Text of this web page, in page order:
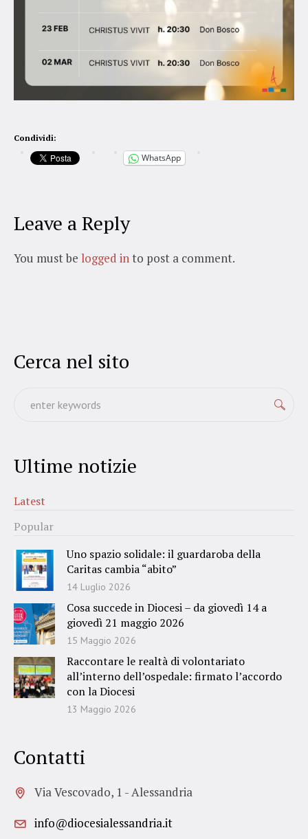
Condividi:
WhatsApp
Leave a Reply
You must be logged into post a comment.
Cerca nel sito
Ultime notizie
Latest
Popular
Uno spazio solidale: il guardaroba della
Caritas cambia “abito”
14 Luglio 2026
Cosa succede in Diocesi – da giovedì 14 a
giovedì 21 maggio 2026
15 Maggio 2026
Raccontare le realtà di volontariato
all’interno dell’ospedale: firmato l’accordo
con la Diocesi
13 Maggio 2026
Contatti
Via Vescovado, 1 - Alessandria
info@diocesialessandria.it